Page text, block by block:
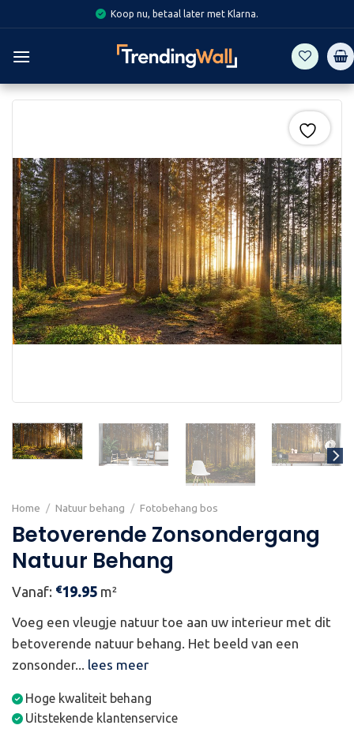
to
content
Koop nu, betaal later met Klarna.
Home / Natuur behang / Fotobehang bos
Betoverende Zonsondergang
Natuur Behang
Vanaf: €19.95 m²
Voeg een vleugje natuur toe aan uw interieur met dit
betoverende natuur behang. Het beeld van een
zonsonder... lees meer
Hoge kwaliteit behang
Uitstekende klantenservice